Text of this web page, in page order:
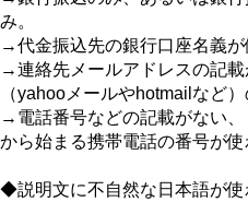
み。
→代金振込先の銀行口座名義が
→連絡先メールアドレスの記
（yahooメールやhotmailなど
→電話番号などの記載がない
から始まる携帯電話の番号が使
◆説明文に不自然な日本語が使